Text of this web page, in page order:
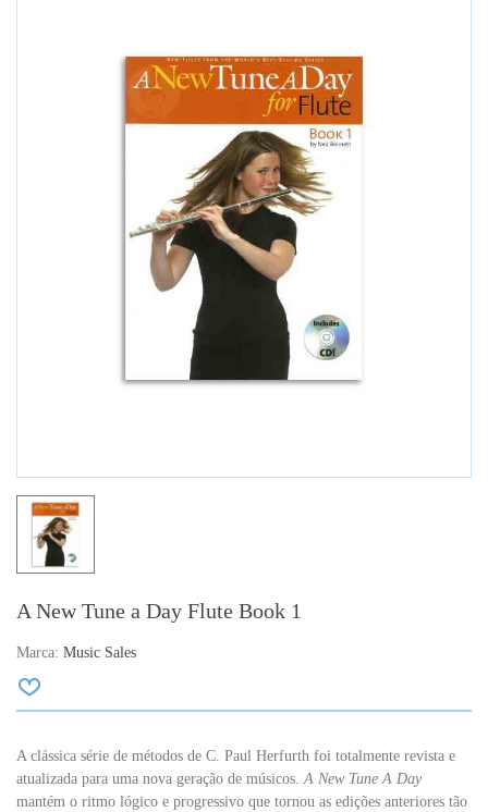
A New Tune a Day Flute Book 1
Marca: Music Sales
A clássica série de métodos de C. Paul Herfurth foi totalmente revista e
atualizada para uma nova geração de músicos.A New Tune A Day
mantém o ritmo lógico e progressivo que tornou as edições anteriores tão